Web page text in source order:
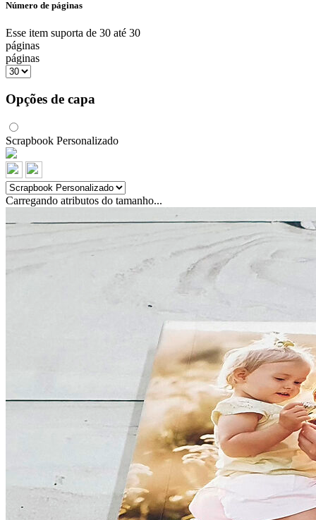
Número de páginas
Esse item suporta de 30 até 30
páginas
páginas
Opções de capa
Scrapbook Personalizado
Carregando atributos do tamanho...